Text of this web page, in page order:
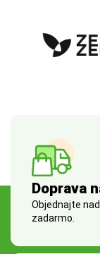
Doprava
Objednajte
zadarmo.